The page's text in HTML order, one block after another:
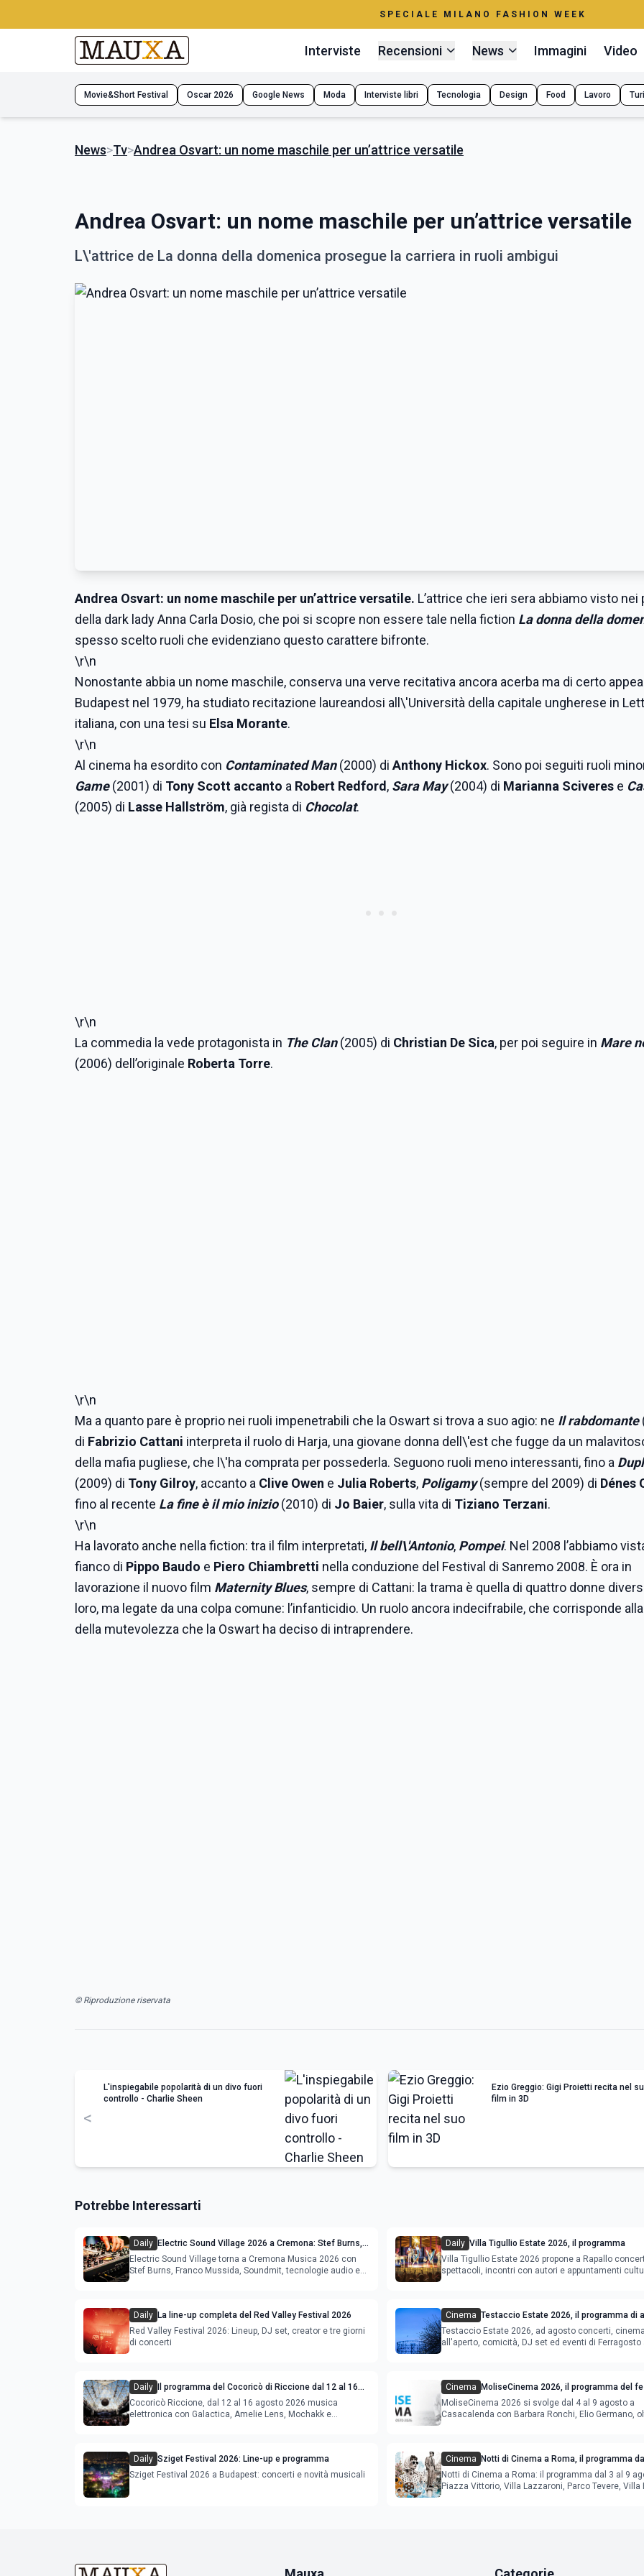
SPECIALE MILANO FASHION WEEK
Interviste Recensioni News Immagini Video
Movie&Short Festival Oscar 2026 Google News Moda Interviste libri Tecnologia Design Food Lavoro
News>Tv>Andrea Osvart: un nome maschile per un’attrice versatile
Andrea Osvart: un nome maschile per un’attrice versatile
L\'attrice de La donna della domenica prosegue la carriera in ruoli ambigui
Andrea Osvart: un nome maschile per un’attrice versatile. L’attrice che ieri sera abbiamo visto nei
della dark lady Anna Carla Dosio, che poi si scopre non essere tale nella fiction La donna della
spesso scelto ruoli che evidenziano questo carattere bifronte.
\r\n
Nonostante abbia un nome maschile, conserva una verve recitativa ancora acerba ma di certo
Budapest nel 1979, ha studiato recitazione laureandosi all\'Università della capitale ungherese in
italiana, con una tesi su Elsa Morante.
\r\n
Al cinema ha esordito con Contaminated Man(2000) di Anthony Hickox. Sono poi seguiti ruoli
Game(2001) di Tony Scott accanto a Robert Redford , Sara May(2004) di Marianna Sciveres e
(2005) di Lasse Hallström, già regista di Chocolat.
\r\n
La commedia la vede protagonista in The Clan(2005) di Christian De Sica, per poi seguire in Mare
(2006) dell’originale Roberta Torre.
\r\n
Ma a quanto pare è proprio nei ruoli impenetrabili che la Oswart si trova a suo agio: ne Il rabdomante
di Fabrizio Cattani interpreta il ruolo di Harja, una giovane donna dell\'est che fugge da un
della mafia pugliese, che l\'ha comprata per possederla. Seguono ruoli meno interessanti, fino a
(2009) di Tony Gilroy, accanto a Clive Owen e Julia Roberts, Poligamy(sempre del 2009) di Dénes
fino al recente La fine è il mio inizio(2010) di Jo Baier, sulla vita di Tiziano Terzani.
\r\n
Ha lavorato anche nella fiction: tra il film interpretati, Il bell\'Antonio, Pompei. Nel 2008 l’abbiamo
fianco di Pippo Baudo e Piero Chiambretti nella conduzione del Festival di Sanremo 2008. È ora in
lavorazione il nuovo film Maternity Blues, sempre di Cattani: la trama è quella di quattro donne
loro, ma legate da una colpa comune: l’infanticidio. Un ruolo ancora indecifrabile, che corrisponde
della mutevolezza che la Oswart ha deciso di intraprendere.
© Riproduzione riservata
<
L'inspiegabile popolarità di un divo fuori
controllo - Charlie Sheen
Ezio Greggio: Gigi Proietti recita nel
film in 3D
Potrebbe Interessarti
Daily Electric Sound Village 2026 a Cremona: Stef Burns,
Soundmit e Young Band Contest, il programma
Electric Sound Village torna a Cremona Musica 2026 con
Stef Burns, Franco Mussida, Soundmit, tecnologie audio e
Daily Villa Tigullio Estate 2026, il programma
Villa Tigullio Estate 2026 propone a Rapallo
spettacoli, incontri con autori e appuntamenti
Daily La line-up completa del Red Valley Festival 2026
Red Valley Festival 2026: Lineup, DJ set, creator e tre giorni
di concerti
Cinema Testaccio Estate 2026, il programma di
Ferragosto
Testaccio Estate 2026, ad agosto concerti,
all'aperto, comicità, DJ set ed eventi di Ferragosto
Daily Il programma del Cocoricò di Riccione dal 12 al 16
agosto 2026
Cocoricò Riccione, dal 12 al 16 agosto 2026 musica
elettronica con Galactica, Amelie Lens, Mochakk e
Cinema MoliseCinema 2026, il programma del
MoliseCinema 2026 si svolge dal 4 al 9 agosto a
Casacalenda con Barbara Ronchi, Elio Germano,
Daily Sziget Festival 2026: Line-up e programma
Sziget Festival 2026 a Budapest: concerti e novità musicali
Cinema Notti di Cinema a Roma, il programma
agosto
Notti di Cinema a Roma: il programma dal 3 al 9
Piazza Vittorio, Villa Lazzaroni, Parco Tevere, Villa